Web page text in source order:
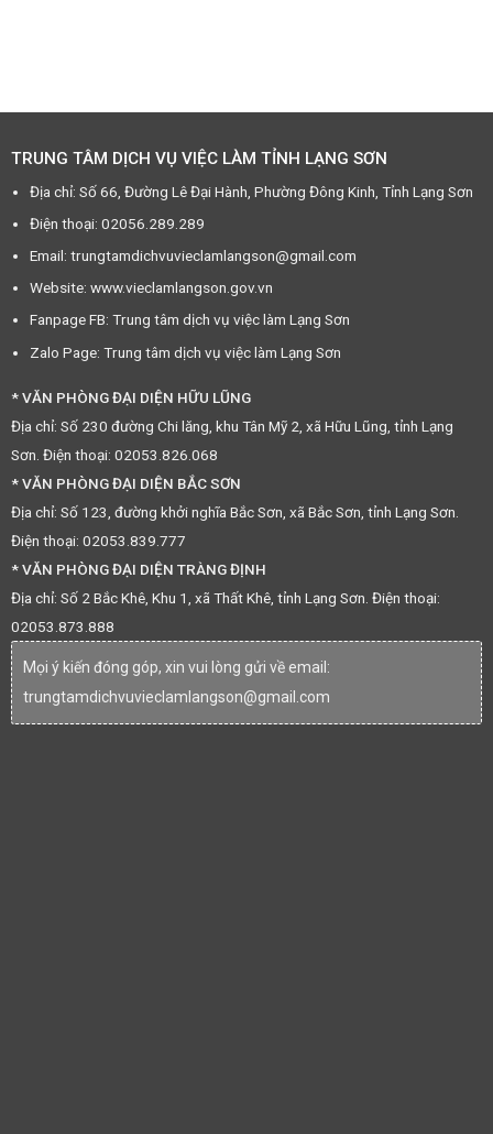
TRUNG TÂM DỊCH VỤ VIỆC LÀM TỈNH LẠNG SƠN
Địa chỉ: Số 66, Đường Lê Đại Hành, Phường Đông Kinh, Tỉnh Lạng Sơn
Điện thoại: 02056.289.289
Email: trungtamdichvuvieclamlangson@gmail.com
Website: www.vieclamlangson.gov.vn
Fanpage FB: Trung tâm dịch vụ việc làm Lạng Sơn
Zalo Page: Trung tâm dịch vụ việc làm Lạng Sơn
* VĂN PHÒNG ĐẠI DIỆN HỮU LŨNG
Địa chỉ: Số 230 đường Chi lăng, khu Tân Mỹ 2, xã Hữu Lũng, tỉnh Lạng
Sơn. Điện thoại: 02053.826.068
* VĂN PHÒNG ĐẠI DIỆN BẮC SƠN
Địa chỉ: Số 123, đường khởi nghĩa Bắc Sơn, xã Bắc Sơn, tỉnh Lạng Sơn.
Điện thoại: 02053.839.777
* VĂN PHÒNG ĐẠI DIỆN TRÀNG ĐỊNH
Địa chỉ: Số 2 Bắc Khê, Khu 1, xã Thất Khê, tỉnh Lạng Sơn. Điện thoại:
02053.873.888
Mọi ý kiến đóng góp, xin vui lòng gửi về email:
trungtamdichvuvieclamlangson@gmail.com